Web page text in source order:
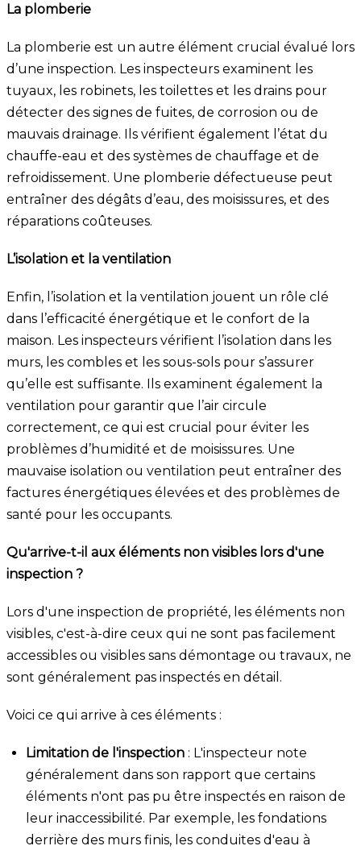
La plomberie
La plomberie est un autre élément crucial évalué lors
d’une inspection. Les inspecteurs examinent les
tuyaux, les robinets, les toilettes et les drains pour
détecter des signes de fuites, de corrosion ou de
mauvais drainage. Ils vérifient également l’état du
chauffe-eau et des systèmes de chauffage et de
refroidissement. Une plomberie défectueuse peut
entraîner des dégâts d’eau, des moisissures, et des
réparations coûteuses.
L’isolation et la ventilation
Enfin, l’isolation et la ventilation jouent un rôle clé
dans l’efficacité énergétique et le confort de la
maison. Les inspecteurs vérifient l’isolation dans les
murs, les combles et les sous-sols pour s’assurer
qu’elle est suffisante. Ils examinent également la
ventilation pour garantir que l’air circule
correctement, ce qui est crucial pour éviter les
problèmes d’humidité et de moisissures. Une
mauvaise isolation ou ventilation peut entraîner des
factures énergétiques élevées et des problèmes de
santé pour les occupants.
Qu'arrive-t-il aux éléments non visibles lors d'une
inspection ?
Lors d'une inspection de propriété, les éléments non
visibles, c'est-à-dire ceux qui ne sont pas facilement
accessibles ou visibles sans démontage ou travaux, ne
sont généralement pas inspectés en détail.
Voici ce qui arrive à ces éléments :
Limitation de l'inspection : L'inspecteur note
généralement dans son rapport que certains
éléments n'ont pas pu être inspectés en raison de
leur inaccessibilité. Par exemple, les fondations
derrière des murs finis, les conduites d'eau à